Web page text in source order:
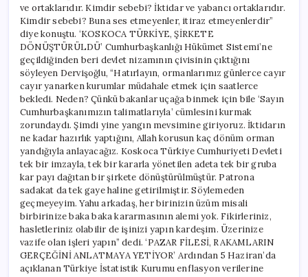
ve ortaklarıdır. Kimdir sebebi? İktidar ve yabancı ortaklarıdır.
Kimdir sebebi? Buna ses etmeyenler, itiraz etmeyenlerdir”
diye konuştu. ‘KOSKOCA TÜRKİYE, ŞİRKETE
DÖNÜŞTÜRÜLDÜ’ Cumhurbaşkanlığı Hükümet Sistemi’ne
geçildiğinden beri devlet nizamının çivisinin çıktığını
söyleyen Dervişoğlu, “Hatırlayın, ormanlarımız günlerce cayır
cayır yanarken kurumlar müdahale etmek için saatlerce
bekledi. Neden? Çünkü bakanlar uçağa binmek için bile ‘Sayın
Cumhurbaşkanımızın talimatlarıyla’ cümlesini kurmak
zorundaydı. Şimdi yine yangın mevsimine giriyoruz. İktidarın
ne kadar hazırlık yaptığını, Allah korusun kaç dönüm orman
yandığıyla anlayacağız. Koskoca Türkiye Cumhuriyeti Devleti
tek bir imzayla, tek bir kararla yönetilen adeta tek bir gruba
kar payı dağıtan bir şirkete dönüştürülmüştür. Patrona
sadakat da tek gaye haline getirilmiştir. Söylemeden
geçmeyeyim. Yahu arkadaş, her birinizin üzüm misali
birbirinize baka baka kararmasının alemi yok. Fikirleriniz,
hasletleriniz olabilir de işinizi yapın kardeşim. Üzerinize
vazife olan işleri yapın” dedi. ‘PAZAR FİLESİ, RAKAMLARIN
GERÇEĞİNİ ANLATMAYA YETİYOR’ Ardından 5 Haziran’da
açıklanan Türkiye İstatistik Kurumu enflasyon verilerine